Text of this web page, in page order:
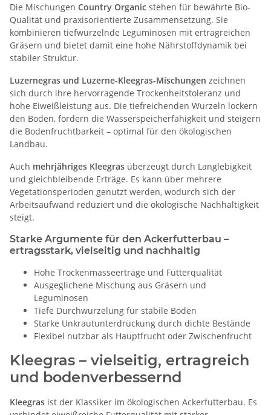
Die Mischungen Country Organic stehen für bewährte Bio-
Qualität und praxisorientierte Zusammensetzung. Sie
kombinieren tiefwurzelnde Leguminosen mit ertragreichen
Gräsern und bietet damit eine hohe Nährstoffdynamik bei
stabiler Struktur.
Luzernegras und Luzerne-Kleegras-Mischungen zeichnen
sich durch ihre hervorragende Trockenheitstoleranz und
hohe Eiweißleistung aus. Die tiefreichenden Wurzeln lockern
den Boden, fördern die Wasserspeicherfähigkeit und steigern
die Bodenfruchtbarkeit – optimal für den ökologischen
Landbau.
Auch mehrjähriges Kleegras überzeugt durch Langlebigkeit
und gleichbleibende Erträge. Es kann über mehrere
Vegetationsperioden genutzt werden, wodurch sich der
Arbeitsaufwand reduziert und die ökologische Nachhaltigkeit
steigt.
Starke Argumente für den Ackerfutterbau –
ertragsstark, vielseitig und nachhaltig
Hohe Trockenmasseerträge und Futterqualität
Ausgeglichene Mischung aus Gräsern und
Leguminosen
Tiefe Durchwurzelung für stabile Böden
Starke Unkrautunterdrückung durch dichte Bestände
Flexibel nutzbar als Hauptfrucht oder Zwischenfrucht
Kleegras – vielseitig, ertragreich
und bodenverbessernd
Kleegras ist der Klassiker im ökologischen Ackerfutterbau. Es